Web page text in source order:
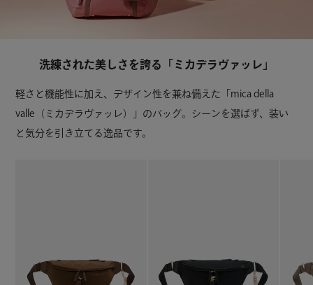
洗練された美しさを誇る「ミカデラヴァッレ」
軽さと機能性に加え、デザイン性を兼ね備えた「mica della
valle（ミカデラヴァッレ）」のバッグ。シーンを選ばず、装い
と気分を引き立てる逸品です。